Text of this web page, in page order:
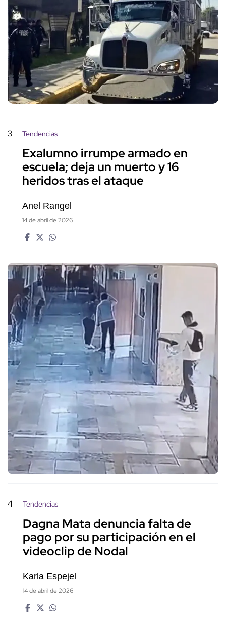
3 Tendencias
Exalumno irrumpe armado en
escuela; deja un muerto y 16
heridos tras el ataque
Anel Rangel
14 de abril de 2026
4 Tendencias
Dagna Mata denuncia falta de
pago por su participación en el
videoclip de Nodal
Karla Espejel
14 de abril de 2026